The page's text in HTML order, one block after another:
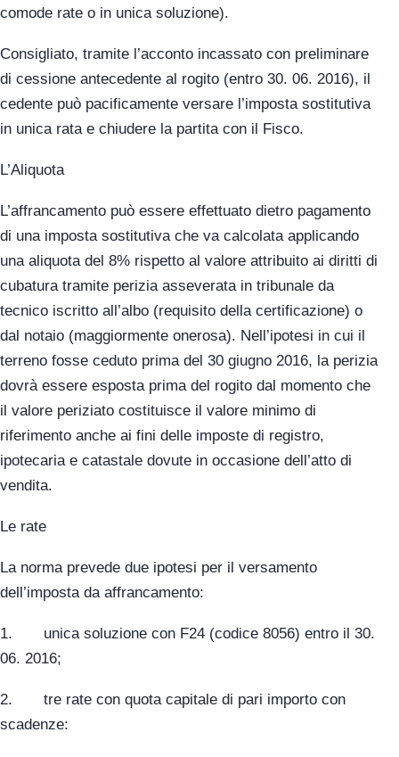
comode rate o in unica soluzione).
Consigliato, tramite l’acconto incassato con preliminare
di cessione antecedente al rogito (entro 30. 06. 2016), il
cedente può pacificamente versare l’imposta sostitutiva
in unica rata e chiudere la partita con il Fisco.
L’Aliquota
L’affrancamento può essere effettuato dietro pagamento
di una imposta sostitutiva che va calcolata applicando
una aliquota del 8% rispetto al valore attribuito ai diritti di
cubatura tramite perizia asseverata in tribunale da
tecnico iscritto all’albo (requisito della certificazione) o
dal notaio (maggiormente onerosa). Nell’ipotesi in cui il
terreno fosse ceduto prima del 30 giugno 2016, la perizia
dovrà essere esposta prima del rogito dal momento che
il valore periziato costituisce il valore minimo di
riferimento anche ai fini delle imposte di registro,
ipotecaria e catastale dovute in occasione dell’atto di
vendita.
Le rate
La norma prevede due ipotesi per il versamento
dell’imposta da affrancamento:
1. unica soluzione con F24 (codice 8056) entro il 30.
06. 2016;
2. tre rate con quota capitale di pari importo con
scadenze: